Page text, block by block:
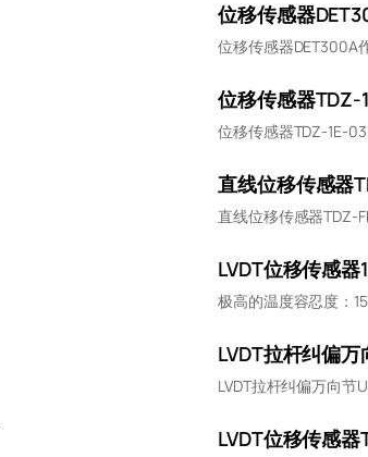
位移传感器
位移传感器DET300A
位移传感器TDZ-
位移传感器TDZ-1E-
直线位移传感器
直线位移传感器TDZ-
LVDT位移传感
极高的温度容忍度：
LVDT拉杆纠偏
LVDT拉杆纠偏万向节
LVDT位移传感